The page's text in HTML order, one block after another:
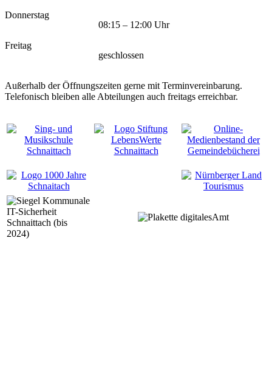
Donnerstag
08:15 – 12:00 Uhr
Freitag
geschlossen
Außerhalb der Öffnungszeiten gerne mit Terminvereinbarung.
Telefonisch bleiben alle Abteilungen auch freitags erreichbar.